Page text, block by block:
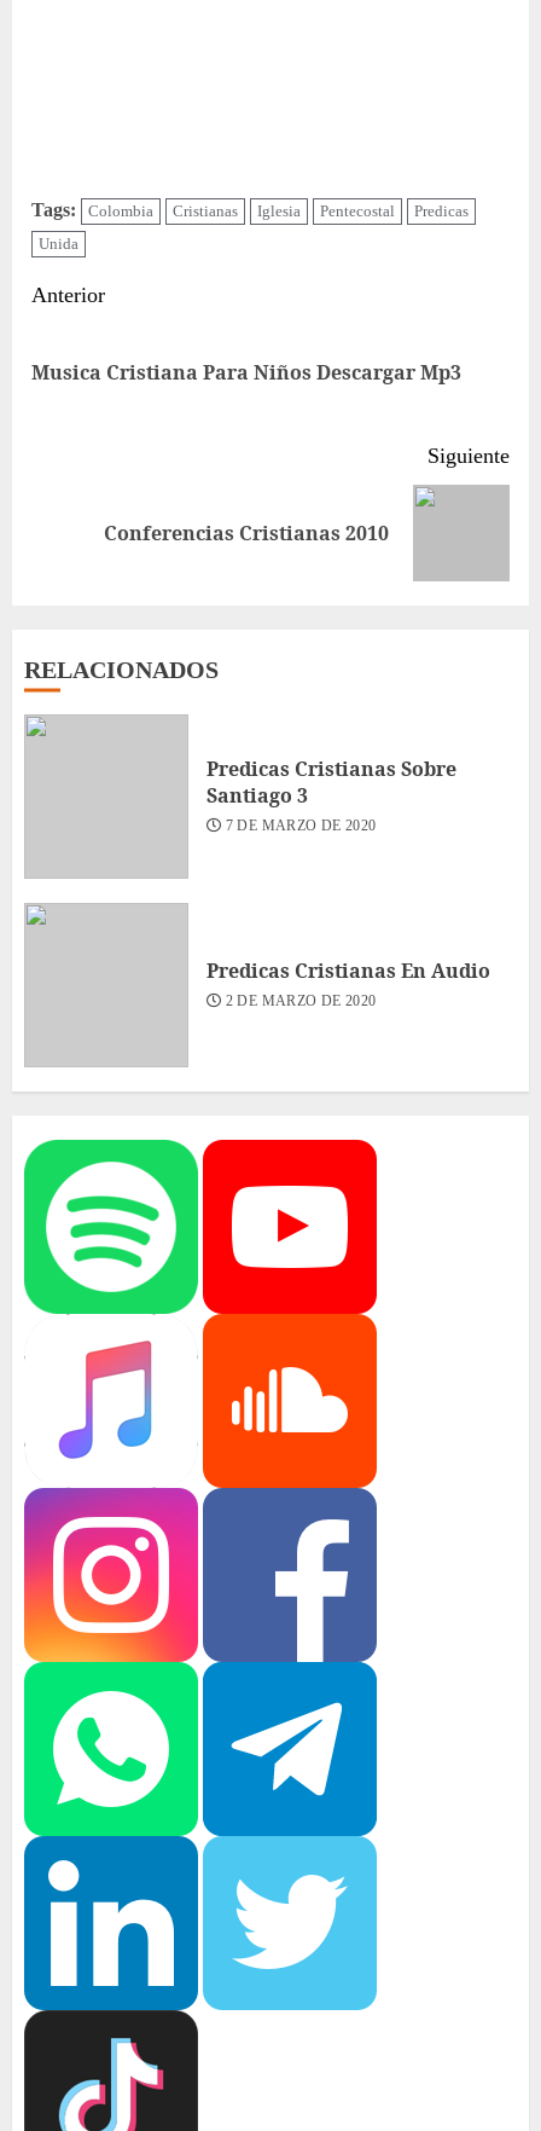
Tags: Colombia Cristianas Iglesia Pentecostal
Predicas
Unida
Sigue
Anterior
Musica Cristiana Para Niños Descargar Mp3
Siguiente
SiguienteConferencias Cristianas 2010
RELACIONADOS
Predicas Cristianas Sobre
Santiago 3
7 DE MARZO DE 2020
Predicas Cristianas En Audio
2 DE MARZO DE 2020